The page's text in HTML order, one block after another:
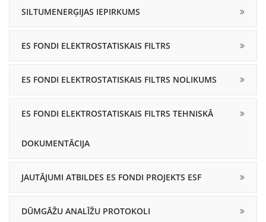
SILTUMENERĢIJAS IEPIRKUMS
ES FONDI ELEKTROSTATISKAIS FILTRS
ES FONDI ELEKTROSTATISKAIS FILTRS NOLIKUMS
ES FONDI ELEKTROSTATISKAIS FILTRS TEHNISKĀ
DOKUMENTĀCIJA
JAUTĀJUMI ATBILDES ES FONDI PROJEKTS ESF
DŪMGĀŽU ANALĪŽU PROTOKOLI